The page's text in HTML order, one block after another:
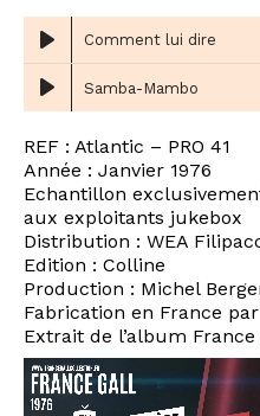
Comment lui dire
Samba-Mambo
REF : Atlantic ‎– PRO 41
Année : Janvier 1976
Echantillon
aux exploitants jukebox
Distribution : WEA
Edition : Colline
Production : Michel
Fabrication en France
Extrait de l’album France